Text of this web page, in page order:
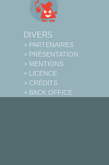
DIVERS
> PARTENAIRES
> PRÉSENTATION
> MENTIONS
> LICENCE
> CRÉDITS
> BACK OFFICE